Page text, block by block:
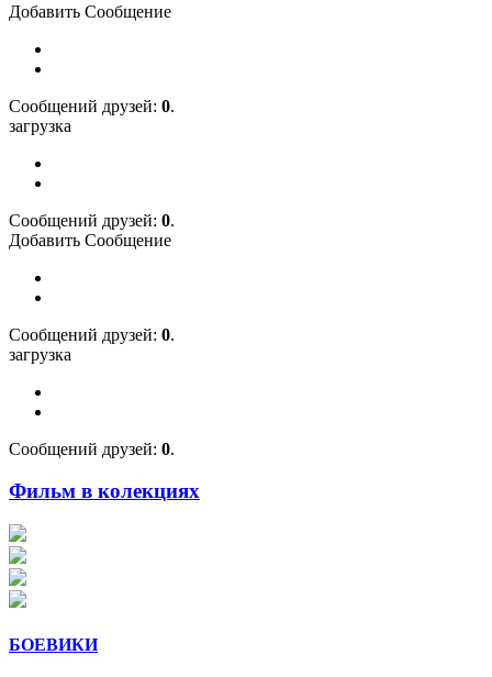
Добавить Сообщение
Cообщений друзей: 0.
загрузка
Cообщений друзей: 0.
Добавить Сообщение
Cообщений друзей: 0.
загрузка
Cообщений друзей: 0.
Фильм в колекциях
БОЕВИКИ